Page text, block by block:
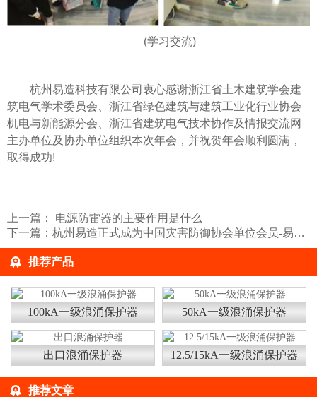
(学习交流)
杭州易造科技有限公司衷心感谢浙江省土木建筑学会建
筑电气学术委员会、浙江省绿色建筑与建筑工业化行业协会
机电与新能源分会、浙江省建筑电气技术协作及情报交流网
主办单位及协办单位组织本次年会，并祝贺年会顺利圆满，
取得成功!
上一篇：
电源防雷器的主要作用是什么
下一篇： 杭州易造正式成为中国灾害防御协会单位会员-易造防雷
推荐产品
100kA一级浪涌保护器 50kA一级浪涌保护器
出口浪涌保护器 12.5/15kA一级浪涌保护器
推荐文章